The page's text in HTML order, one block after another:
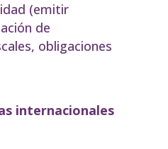
(emitir
de
obligaciones
internacionales